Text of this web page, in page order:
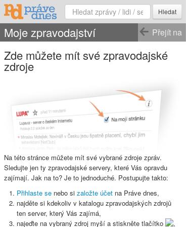
Hledat
Přejít na
Moje zpravodajství
Zde můžete mít své zpravodajské
zdroje
Na této stránce můžete mít své vybrané zdroje zpráv.
Sledujte jen ty zpravodajské servery, které Vás opravdu
zajímají. Jak na to? Je to jednoduché. Postupujte takto:
Přihlaste se nebo si založte účet na Práve dnes,
najděte si kdekoliv v katalogu zpravodajských zdrojů
ten server, který Vás zajímá,
najeďte na vybraný zdroj myší a stiskněte tlačítko ,